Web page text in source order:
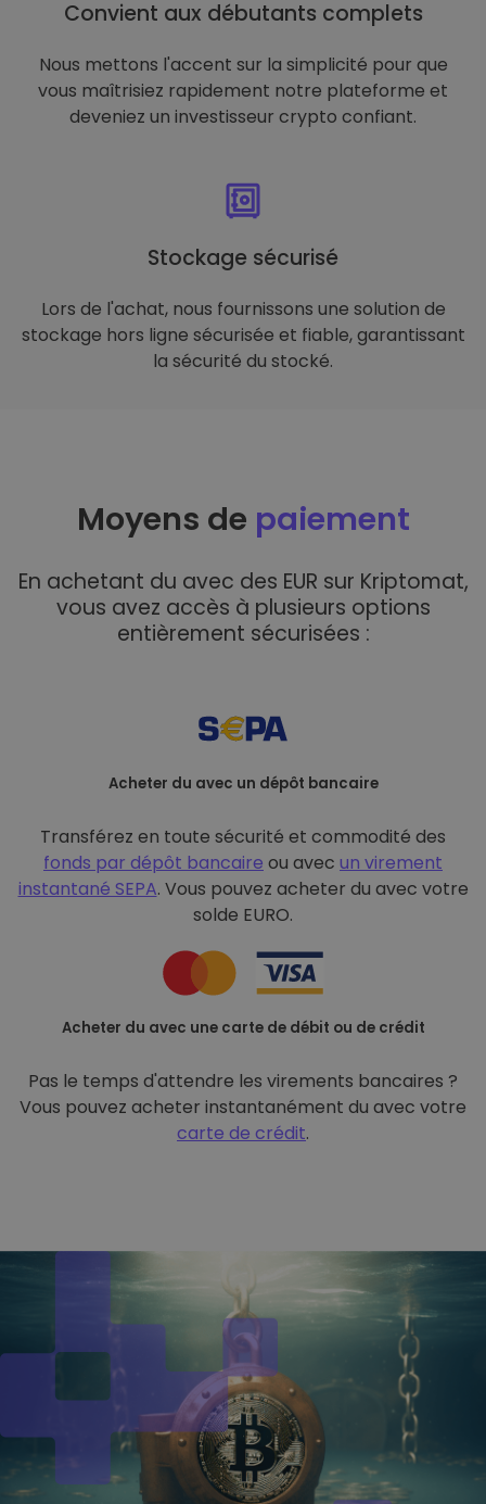
Convient aux débutants complets
Nous mettons l'accent sur la simplicité pour que
vous maîtrisiez rapidement notre plateforme et
deveniez un investisseur crypto confiant.
Stockage sécurisé
Lors de l'achat, nous fournissons une solution de
stockage hors ligne sécurisée et fiable, garantissant
la sécurité du stocké.
Moyens de paiement
En achetant du avec des EUR sur Kriptomat,
vous avez accès à plusieurs options
entièrement sécurisées :
Acheter du avec un dépôt bancaire
Transférez en toute sécurité et commodité des
fonds par dépôt bancaire ou avec un virement
instantané SEPA. Vous pouvez acheter du avec votre
solde EURO.
Acheter du avec une carte de débit ou de crédit
Pas le temps d'attendre les virements bancaires ?
Vous pouvez acheter instantanément du avec votre
carte de crédit.